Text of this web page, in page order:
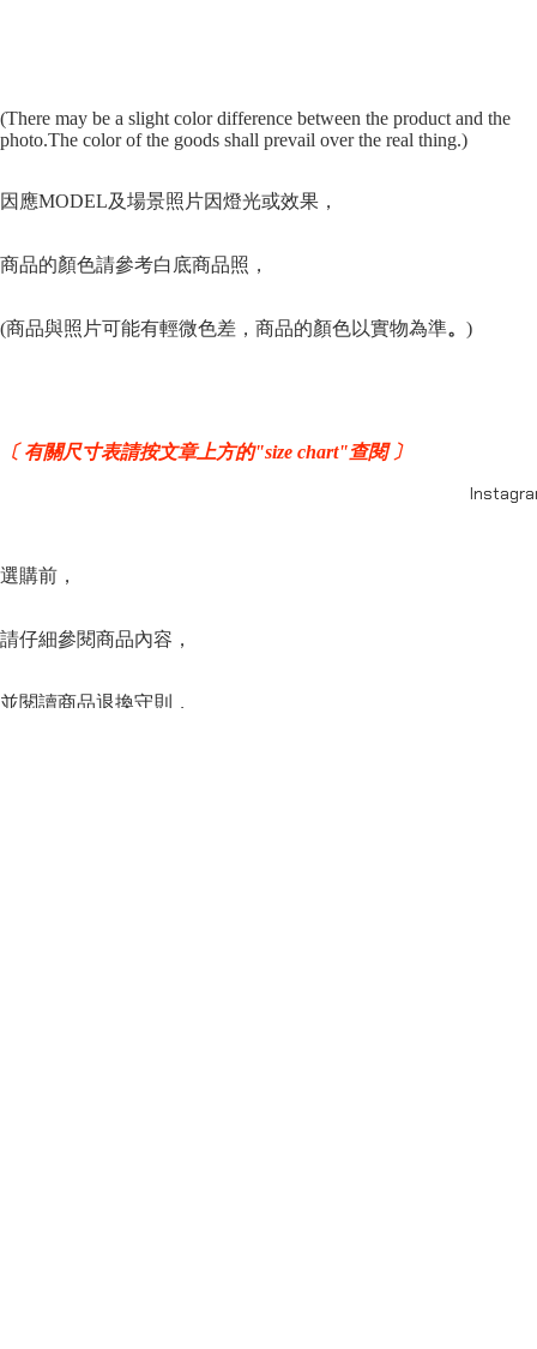
(There may be a slight color difference between the product and the
photo.The color of the goods shall prevail over the real thing.)
因應MODEL及場景照片因燈光或效果，
商品的顏色請參考白底商品照，
(商品與照片可能有輕微色差，商品的顏色以實物為準。 )
〔 有關尺寸表請按文章上方的"size chart"查閱 〕
選購前，
請仔細參閱商品內容，
並閱讀商品退換守則，